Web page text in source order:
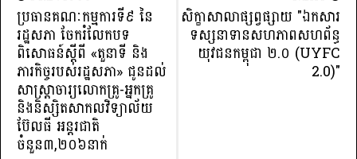
សិក្ខាសាលាផ្សព្វផ្សាយ "ឯកសារ
ទស្សនាទានសហភាពសហព័ន្ធ
យុវជនកម្ពុជា ២.០ (UYFC
2.0)"
ប្រធានគណៈកម្មការទី៩ នៃ
រដ្ឋសភា ចែករំលែកបទ
ពិសោធន៍ស្តីពី «តួនាទី និង
ភារកិច្ចរបស់រដ្ឋសភា» ជូនដល់
សាស្ត្រាចារ្យលោកគ្រូ-អ្នកគ្រូ
និងនិស្សិតសាកលវិទ្យាល័យ
ប៊ែលធី អន្តរជាតិ
ចំនួន៣,២០៦នាក់